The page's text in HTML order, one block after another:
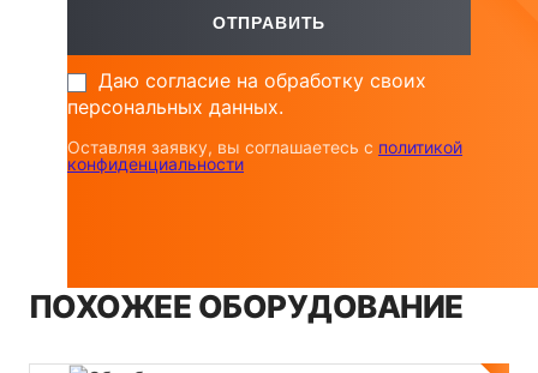
Даю согласие на обработку своих
персональных данных.
Оставляя заявку, вы соглашаетесь с политикой
конфиденциальности
ПОХОЖЕЕ ОБОРУДОВАНИЕ